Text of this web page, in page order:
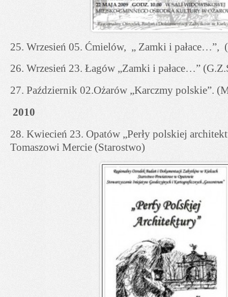
25. Wrzesień 05. Ćmielów, „ Zamki i pałace…”,
26. Wrzesień 23. Łagów „Zamki i pałace…”
27. Październik 02.Ożarów „Karczmy polskie”.
2010
28. Kwiecień 23. Opatów „Perły polskiej
Tomaszowi Mercie (Starostwo)